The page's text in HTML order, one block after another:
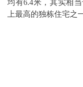
均有6.4米，其实相
上最高的独栋住宅之